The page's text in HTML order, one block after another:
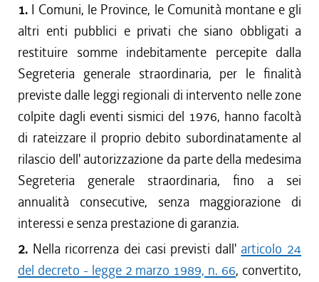
1. I Comuni, le Province, le Comunità montane e gli
altri enti pubblici e privati che siano obbligati a
restituire somme indebitamente percepite dalla
Segreteria generale straordinaria, per le finalità
previste dalle leggi regionali di intervento nelle zone
colpite dagli eventi sismici del 1976, hanno facoltà
di rateizzare il proprio debito subordinatamente al
rilascio dell' autorizzazione da parte della medesima
Segreteria generale straordinaria, fino a sei
annualità consecutive, senza maggiorazione di
interessi e senza prestazione di garanzia.
2. Nella ricorrenza dei casi previsti dall' articolo 24
del decreto - legge 2 marzo 1989, n. 66, convertito,